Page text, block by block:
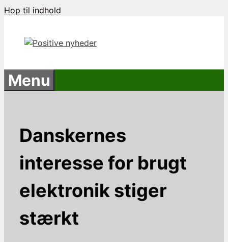
Hop til indhold
Menu
Danskernes
interesse for brugt
elektronik stiger
stærkt